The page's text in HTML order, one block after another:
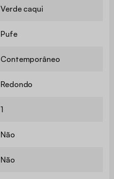
Verde caqui
Pufe
Contemporâneo
Redondo
1
Não
Não